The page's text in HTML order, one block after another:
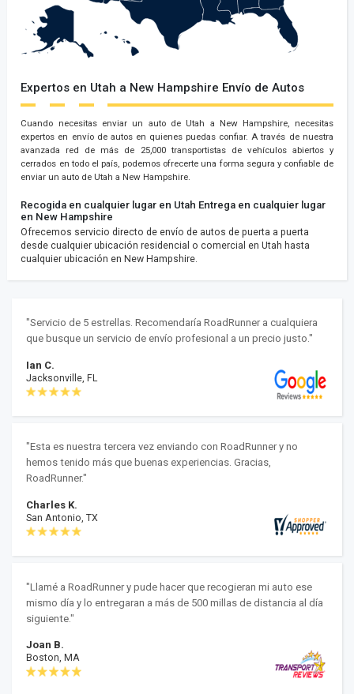
Expertos en Utah a New Hampshire Envío de Autos
Cuando necesitas enviar un auto de Utah a New Hampshire, necesitas
expertos en envío de autos en quienes puedas confiar. A través de nuestra
avanzada red de más de 25,000 transportistas de vehículos abiertos y
cerrados en todo el país, podemos ofrecerte una forma segura y confiable de
enviar un auto de Utah a New Hampshire.
Recogida en cualquier lugar en Utah Entrega en cualquier lugar
en New Hampshire
Ofrecemos servicio directo de envío de autos de puerta a puerta
desde cualquier ubicación residencial o comercial en Utah hasta
cualquier ubicación en New Hampshire.
"Servicio de 5 estrellas. Recomendaría RoadRunner a cualquiera
que busque un servicio de envío profesional a un precio justo."
Ian C.
Jacksonville, FL
"Esta es nuestra tercera vez enviando con RoadRunner y no
hemos tenido más que buenas experiencias. Gracias,
RoadRunner."
Charles K.
San Antonio, TX
"Llamé a RoadRunner y pude hacer que recogieran mi auto ese
mismo día y lo entregaran a más de 500 millas de distancia al día
siguiente."
Joan B.
Boston, MA